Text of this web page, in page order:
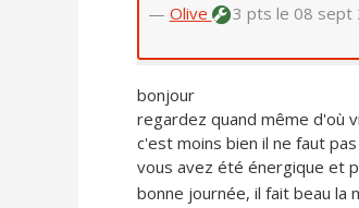
— Olive 3 pts le 08 sept
bonjour
regardez quand même d'où
c'est moins bien il ne faut
vous avez été énergique et
bonne journée, il fait beau la